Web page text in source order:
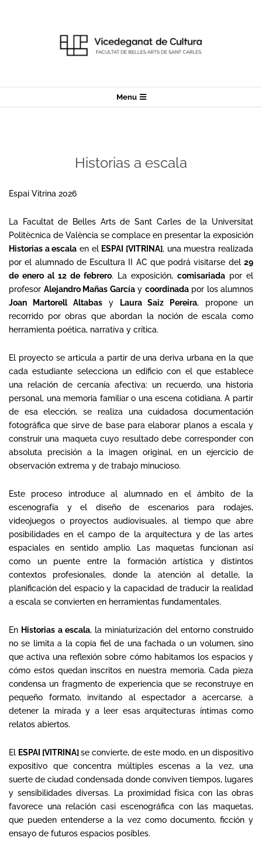
Navigation
Menu
Historias a escala
Espai Vitrina 2026
La Facultat de Belles Arts de Sant Carles de la Universitat
Politècnica de València se complace en presentar la exposición
Historias a escala en el ESPAI [VITRINA], una muestra realizada
por el alumnado de Escultura II AC que podrá visitarse del 29
de enero al 12 de febrero. La exposición, comisariada por el
profesor Alejandro Mañas Garcíay coordinadapor los alumnos
Joan Martorell Altabasy Laura Saiz Pereira, propone un
recorrido por obras que abordan la noción de escala como
herramienta poética, narrativa y crítica.
El proyecto se articula a partir de una deriva urbana en la que
cada estudiante selecciona un edificio con el que establece
una relación de cercanía afectiva: un recuerdo, una historia
personal, una memoria familiar o una escena cotidiana. A partir
de esa elección, se realiza una cuidadosa documentación
fotográfica que sirve de base para elaborar planos a escala y
construir una maqueta cuyo resultado debe corresponder con
absoluta precisión a la imagen original, en un ejercicio de
observación extrema y de trabajo minucioso.
Este proceso introduce al alumnado en el ámbito de la
escenografía y el diseño de escenarios para rodajes,
videojuegos o proyectos audiovisuales, al tiempo que abre
posibilidades en el campo de la arquitectura y de las artes
espaciales en sentido amplio. Las maquetas funcionan así
como un puente entre la formación artística y distintos
contextos profesionales, donde la atención al detalle, la
planificación del espacio y la capacidad de traducir la realidad
a escala se convierten en herramientas fundamentales.
En Historias a escala, la miniaturización del entorno construido
no se limita a la copia fiel de una fachada o un volumen, sino
que activa una reflexión sobre cómo habitamos los espacios y
cómo estos quedan inscritos en nuestra memoria. Cada pieza
condensa un fragmento de experiencia que se reconstruye en
pequeño formato, invitando al espectador a acercarse, a
detener la mirada y a leer esas arquitecturas íntimas como
relatos abiertos.
El ESPAI [VITRINA]se convierte, de este modo, en un dispositivo
expositivo que concentra múltiples escenas a la vez, una
suerte de ciudad condensada donde conviven tiempos, lugares
y sensibilidades diversas. La proximidad física con las obras
favorece una relación casi escenográfica con las maquetas,
que pueden entenderse a la vez como documento, ficción y
ensayo de futuros espacios posibles.